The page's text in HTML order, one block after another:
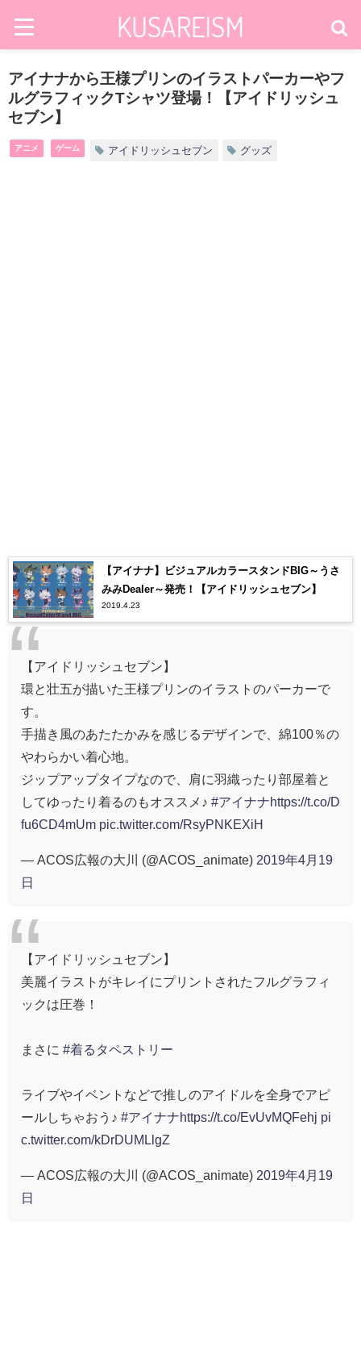
アイナナから王様プリンのイラストパーカーやフ
ルグラフィックTシャツ登場！【アイドリッシュ
セブン】
アニメ ゲーム アイドリッシュセブン グッズ
【アイナナ】ビジュアルカラースタンドBIG～うさ
みみDealer～発売！【アイドリッシュセブン】
2019.4.23
【アイドリッシュセブン】
環と壮五が描いた王様プリンのイラストのパーカーで
す。
手描き風のあたたかみを感じるデザインで、綿100％の
やわらかい着心地。
ジップアップタイプなので、肩に羽織ったり部屋着と
してゆったり着るのもオススメ♪ #アイナナhttps://t.co/D
fu6CD4mUm pic.twitter.com/RsyPNKEXiH
— ACOS広報の大川 (@ACOS_animate) 2019年4月19
日
【アイドリッシュセブン】
美麗イラストがキレイにプリントされたフルグラフィ
ックは圧巻！
まさに #着るタペストリー
ライブやイベントなどで推しのアイドルを全身でアピ
ールしちゃおう♪ #アイナナhttps://t.co/EvUvMQFehj pi
c.twitter.com/kDrDUMLlgZ
— ACOS広報の大川 (@ACOS_animate) 2019年4月19
日